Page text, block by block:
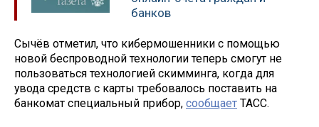
банков
Сычёв отметил, что кибермошенники с помощью
новой беспроводной технологии теперь смогут не
пользоваться технологией скимминга, когда для
увода средств с карты требовалось поставить на
банкомат специальный прибор, сообщает ТАСС.